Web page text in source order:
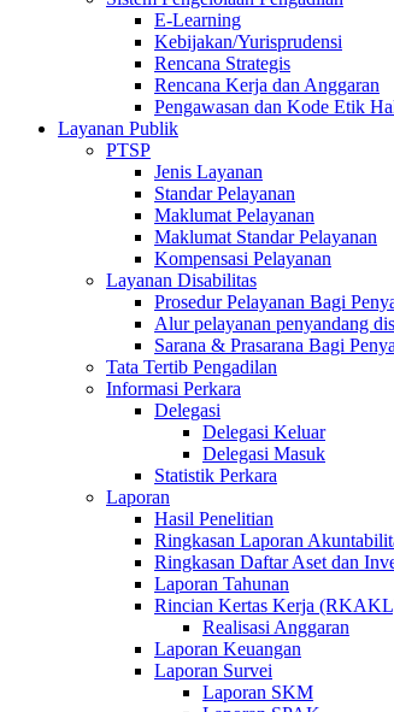
E-Learning
Kebijakan/Yurisprudensi
Rencana Strategis
Rencana Kerja dan Anggaran
Pengawasan dan Kode Etik
Layanan Publik
PTSP
Jenis Layanan
Standar Pelayanan
Maklumat Pelayanan
Maklumat Standar Pelayanan
Kompensasi Pelayanan
Layanan Disabilitas
Prosedur Pelayanan Bagi
Alur pelayanan penyandang
Sarana & Prasarana Bagi
Tata Tertib Pengadilan
Informasi Perkara
Delegasi
Delegasi Keluar
Delegasi Masuk
Statistik Perkara
Laporan
Hasil Penelitian
Ringkasan Laporan
Ringkasan Daftar Aset dan
Laporan Tahunan
Rincian Kertas Kerja
Realisasi Anggaran
Laporan Keuangan
Laporan Survei
Laporan SKM